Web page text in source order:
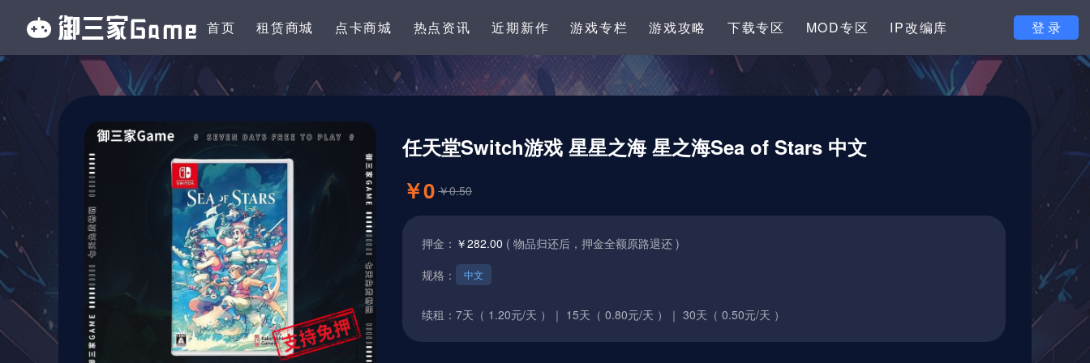
首页 租赁商城 点卡商城 热点资讯 近期新作 游戏专栏 游戏攻略 下载专区 MOD专区 IP改编库 登 录
任天堂Switch游戏 星星之海 星之海Sea of Stars 中文
￥0 ￥0.50
押金： ￥282.00 ( 物品归还后，押金全额原路退还 )
规格：
中文
续租： 7天（ 1.20元/天 ）｜ 15天（ 0.80元/天 ）｜ 30天（ 0.50元/天 ）